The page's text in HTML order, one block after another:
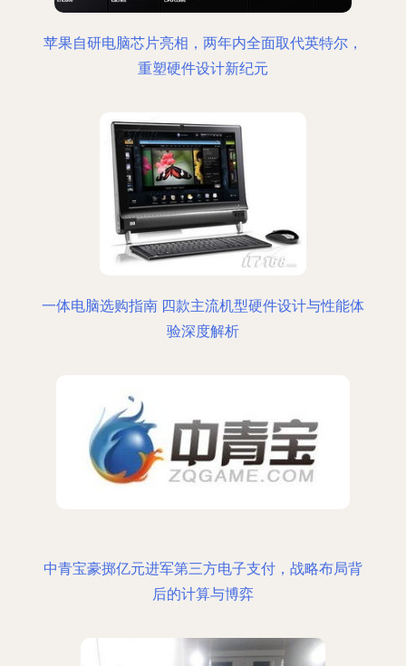
苹果自研电脑芯片亮相，两年内全面取代英特尔，
重塑硬件设计新纪元
一体电脑选购指南 四款主流机型硬件设计与性能体
验深度解析
中青宝豪掷亿元进军第三方电子支付，战略布局背
后的计算与博弈